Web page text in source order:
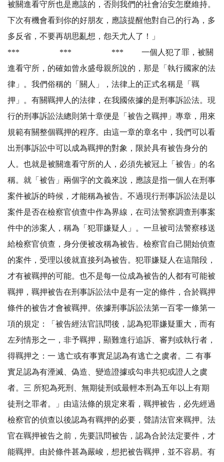
被關進看守所也是應該的，否則我們的社會治安怎麼維持。
下次有機會看到你的好朋友，應該提醒他對自己的行為，多
多反省，不要再胡思亂想，怨天尤人了！」
*** *** *** 一個人犯了罪，被關
進看守所，的確如曾永盛母親所說的，那是「執行國家的法
律」。我們俗稱的「關人」，法律上的正式名稱是「羈
押」。有關羈押人的法律，在我國依據的是刑事訴訟法。現
行的刑事訴訟法總則第十章便是「被告之羈押」專章，用來
規範有關整個羈押的程序。由這一章的章名中，我們可以看
出刑事訴訟中可以成為羈押的對象，限於具有被告身分的
人。也就是被關進看守所的人，必須先被冠上「被告」的名
稱。就「被告」兩個字的文義來說，應該是指一個人在刑事
案件被訴的時候，才能稱為被告。不過現行刑事訴訟法是以
案件是否在檢察官偵查中作為界線，在司法警察調查刑事案
件中的涉案人，稱為「犯罪嫌疑人」。一旦被司法警察移送
給檢察官偵查，身分便被改稱為被告。檢察官自己開始偵查
的案件，受理以後就直接列為被告。犯罪嫌疑人在這階段，
才有被羈押的可能。也不是每一位成為被告的人都有可能被
羈押，羈押被告在刑事訴訟法中是有一定的條件，合於羈押
條件的被告才會被羈押。依據刑事訴訟法第一百零一條第一
項的規定：「被告經法官訊問後，認為犯罪嫌疑重大，而有
左列情形之一，非予羈押，顯難進行追訴、審判或執行者，
得羈押之：一 逃亡或有事實足認為有逃亡之虞者。二 有事
實足認為有湮滅、偽造、變造證據或勾串共犯或證人之虞
者。三 所犯為死刑、無期徒刑或最輕本刑為五年以上有期
徒刑之罪者。」由這法條的規定來看，羈押被告，必先經過
檢察官的偵查以後認為有羈押的必要，聲請法官來羈押。法
官在羈押被告之前，先要訊問被告，認為合於法定要件，才
能羈押。由於條件甚為嚴峻，想把被告羈押，並不容易。有